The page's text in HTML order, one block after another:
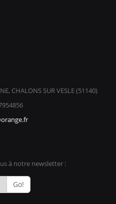
CHALONS SUR VESLE (51140)
à notre newsletter :
Go!